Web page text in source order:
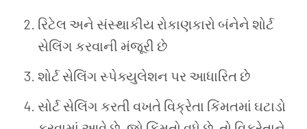
રિટેલ અને સંસ્થાકીય રોકાણકારો બંનેને શોર્ટ
સેલિંગ કરવાની મંજૂરી છે
શોર્ટ સેલિંગ સ્પેક્યુલેશન પર આધારિત છે
સોર્ટ સેલિંગ કરતી વખતે વિક્રેતા કિંમતમાં ઘટાડો